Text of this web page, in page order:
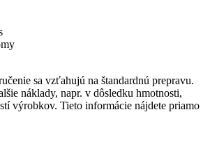
sa vzťahujú na štandardnú prepravu.
náklady, napr. v dôsledku hmotnosti,
výrobkov. Tieto informácie nájdete priamo